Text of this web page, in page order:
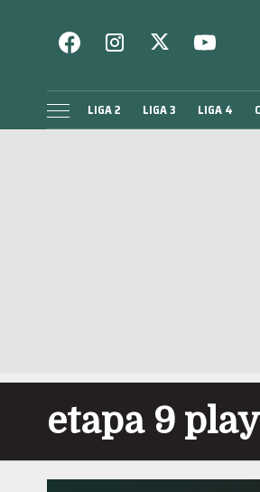
LIGA 2 LIGA 3 LIGA 4
etapa 9